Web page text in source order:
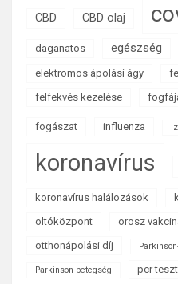
CBD CBD olaj
daganatos egészség
elektromos ápolási ágy
felfekvés kezelése
fogászat influenza
koronavírus
koronavírus halálozások
oltóközpont
orosz
otthonápolási díj
Parkinson betegség pcr teszt